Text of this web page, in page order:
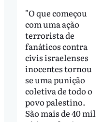
"O que começou
com uma ação
terrorista de
fanáticos contra
civis israelenses
inocentes tornou
se uma punição
coletiva de todo o
povo palestino.
São mais de 40 mil